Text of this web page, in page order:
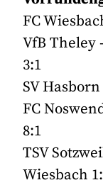
FC
VfB Theley
3:1
SV
FC
8:1
TSV
Wiesbach